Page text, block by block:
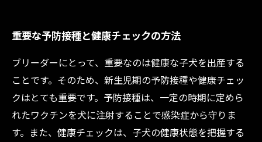
重要な予防接種と健康チェックの方法
ブリーダーにとって、重要なのは健康な子犬を出産する
ことです。そのため、新生児期の予防接種や健康チェッ
クはとても重要です。予防接種は、一定の時期に定めら
れたワクチンを犬に注射することで感染症から守りま
す。また、健康チェックは、子犬の健康状態を把握する